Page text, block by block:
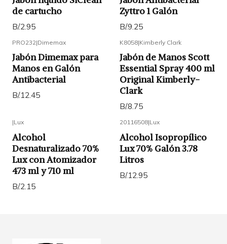
de cartucho
B/.2.95
Zyttro 1 Galón
B/.9.25
PRO232|Dimemax
Jabón Dimemax para
Manos en Galón
Antibacterial
B/.12.45
K8058|Kimberly Clark
Jabón de Manos Scott
Essential Spray 400 ml
Original Kimberly-
Clark
B/.8.75
|Lux
Alcohol
Desnaturalizado 70%
Lux con Atomizador
473 ml y 710 ml
B/.2.15
20116508|Lux
Alcohol Isopropílico
Lux 70% Galón 3.78
Litros
B/.12.95